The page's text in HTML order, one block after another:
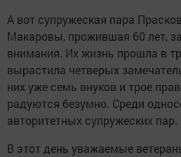
А вот супружеская пара
Макаровы, прожившая 60 лет,
внимания. Их жизнь прошла в
вырастила четверых
них уже семь внуков и трое
радуются безумно. Среди
авторитетных супружеских пар.
В этот день уважаемые